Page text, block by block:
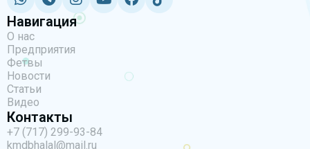
Навигация
О нас
Предприятия
Фетвы
Новости
Статьи
Видео
Контакты
+7 (717) 299-93-84
kmdbhalal@mail.ru